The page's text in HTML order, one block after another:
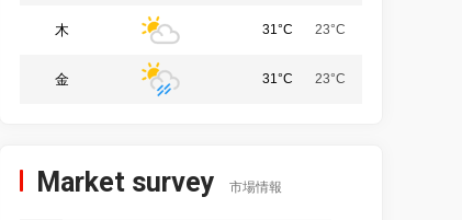
木 31°C 23°C
金 31°C 23°C
Market survey 市場情報